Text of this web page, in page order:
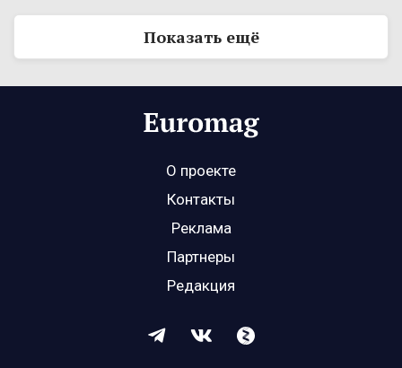
Показать ещё
О проекте
Контакты
Реклама
Партнеры
Редакция